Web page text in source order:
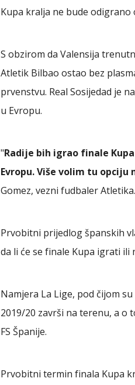
Kupa kralja ne bude odigrano
S obzirom da Valensija
Atletik Bilbao ostao bez
prvenstvu. Real Sosijedad je
u Evropu.
"Radije bih igrao finale
Evropu. Više volim tu opciju
Gomez, vezni fudbaler Atletika.
Prvobitni prijedlog španskih
da li će se finale Kupa igrati ili
Namjera La Lige, pod čijom
2019/20 završi na terenu, a o
FS Španije.
Prvobitni termin finala Kupa